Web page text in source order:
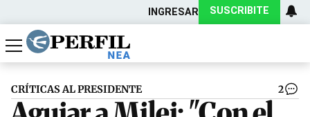
INGRESAR SUSCRIBITE
Política
Economía
Actualidad
CRÍTICAS AL PRESIDENTE 2